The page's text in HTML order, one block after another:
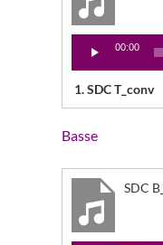
audio
00:00
1.SDC T_conv
Basse
SDC